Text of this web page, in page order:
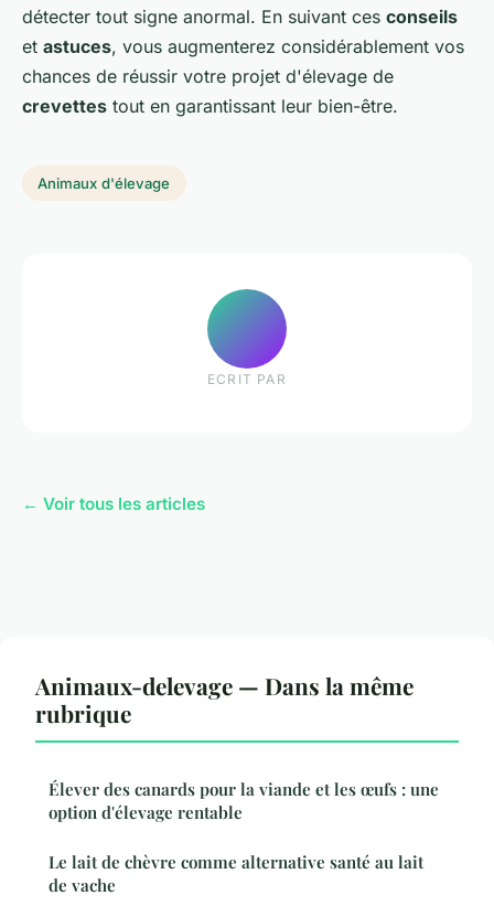
détecter tout signe anormal. En suivant ces conseils
et astuces, vous augmenterez considérablement vos
chances de réussir votre projet d'élevage de
crevettes tout en garantissant leur bien-être.
Animaux d'élevage
ECRIT PAR
← Voir tous les articles
Animaux-delevage — Dans la même
rubrique
Élever des canards pour la viande et les œufs : une
option d'élevage rentable
Le lait de chèvre comme alternative santé au lait
de vache